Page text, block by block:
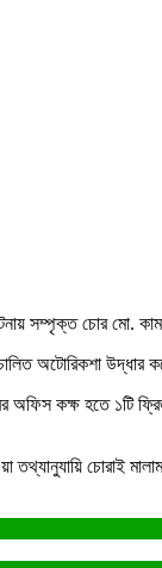
সম্পৃক্ত চোর মো.
অটোরিকশা
কক্ষ হতে ১টি
তথ্যানুযায়ি চোরাই